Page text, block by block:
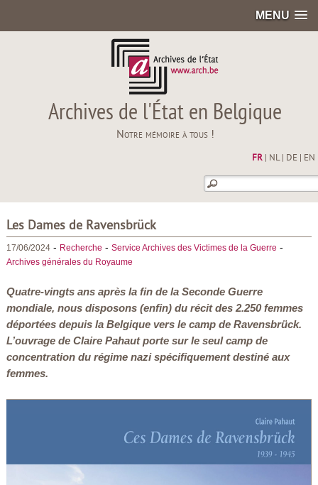
MENU
Archives de l'État en Belgique
Notre mémoire à tous !
FR| NL| DE EN
Les Dames de Ravensbrück
17/06/2024- Recherche - Service Archives des Victimes de la Guerre -
Archives générales du Royaume
Quatre-vingts ans après la fin de la Seconde Guerre
mondiale, nous disposons (enfin) du récit des 2.250 femmes
déportées depuis la Belgique vers le camp de Ravensbrück.
L’ouvrage de Claire Pahaut porte sur le seul camp de
concentration du régime nazi spécifiquement destiné aux
femmes.